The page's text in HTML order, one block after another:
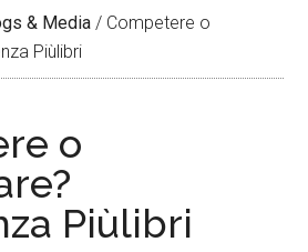
& Media / Competere o
Piùlibri
o
Piùlibri